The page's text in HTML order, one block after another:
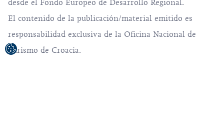
desde el Fondo Europeo de Desarrollo Regional.
El contenido de la publicación/material emitido es
responsabilidad exclusiva de la Oficina Nacional de
Turismo de Croacia.